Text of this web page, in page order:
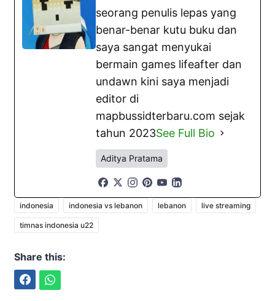
seorang penulis lepas yang
benar-benar kutu buku dan
saya sangat menyukai
bermain games lifeafter dan
undawn kini saya menjadi
editor di
mapbussidterbaru.com sejak
tahun 2023See Full Bio
Aditya Pratama
indonesia indonesia vs lebanon lebanon live streaming
timnas indonesia u22
Share this: